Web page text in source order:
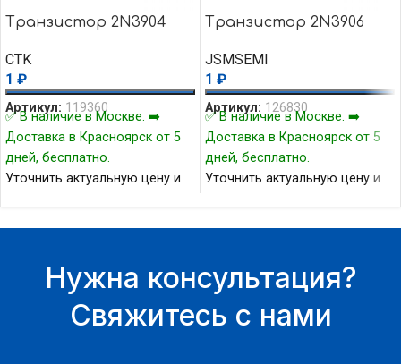
Транзистор 2N3904
CTK
1 ₽
Артикул: 119360
✅ В наличие в Москве. ➡️
Доставка в Красноярск от 5
дней, бесплатно.
Уточнить актуальную цену и
Транзистор 2N3906
JSMSEMI
1 ₽
Артикул: 126830
✅ В наличие в Москве. ➡️
Доставка в Красноярск от 5
дней, бесплатно.
Уточнить актуальную цену и
Нужна консультация?
Свяжитесь с нами